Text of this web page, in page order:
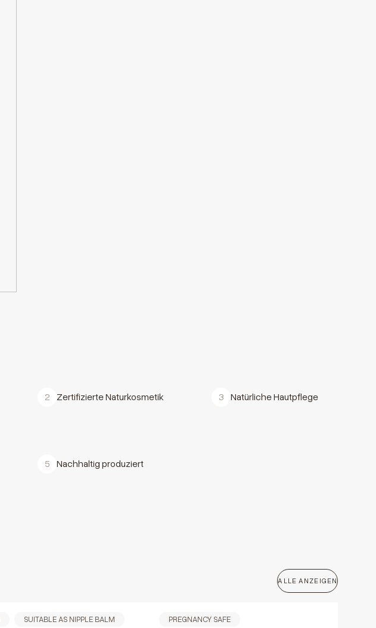
2 Zertifizierte Naturkosmetik 3 Natürliche Hautpflege
5 Nachhaltig produziert
ALLE ANZEIGEN
SUITABLE AS NIPPLE BALM PREGNANCY SAFE